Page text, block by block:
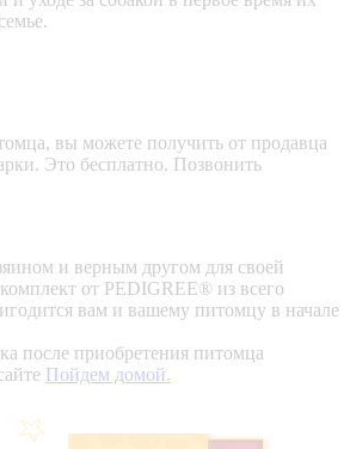
вы можете получить от продавца
Это бесплатно. Позвонить
и верным другом для своей
от PEDIGREE® из всего
вам и вашему питомцу в начале
после приобретения питомца
Пойдем домой.